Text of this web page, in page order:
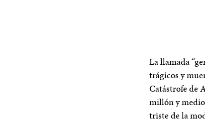
La llamada
trágicos y
Catástrofe de
millón y
triste de la